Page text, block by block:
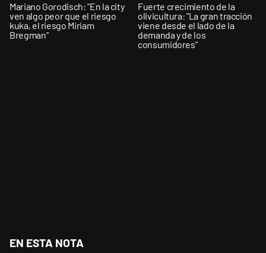
Mariano Gorodisch: "En la city
ven algo peor que el riesgo
kuka, el riesgo Miriam
Bregman"
Fuerte crecimiento de la
olivicultura: "La gran tracción
viene desde el lado de la
demanda y de los
consumidores”
EN ESTA NOTA